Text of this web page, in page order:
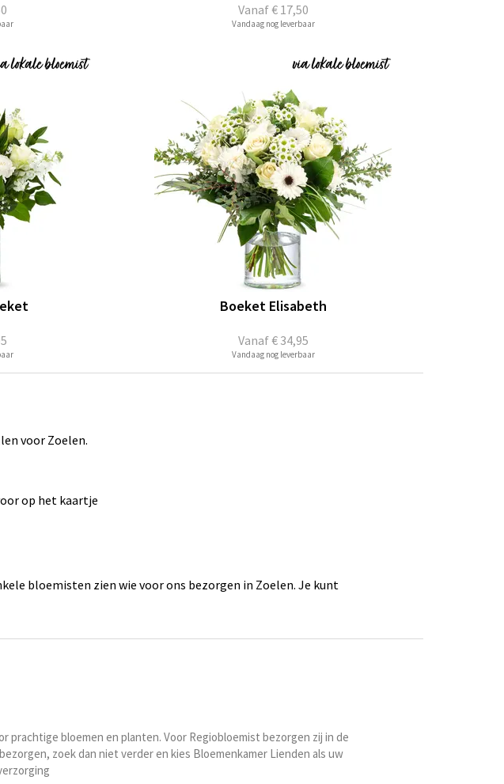
Vanaf€ 17,50
Vandaag nog leverbaar
Vanaf€ 34,95
Boeket Elisabeth
Vandaag nog leverbaar
voor Zoelen.
op het kaartje
bloemisten zien wie voor ons bezorgen in Zoelen. Je kunt
prachtige bloemen en planten. Voor Regiobloemist bezorgen zij in de
zoek dan niet verder en kies Bloemenkamer Lienden als uw